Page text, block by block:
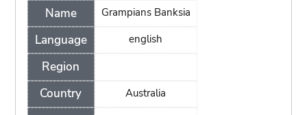
Name
Language
Region
Country
Grampians Banksia
english
Australia